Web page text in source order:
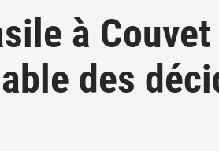
à Couvet
des